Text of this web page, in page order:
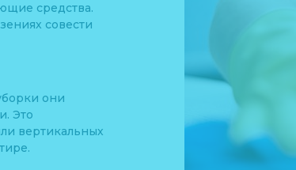
средства.
совести
они
Это
вертикальных